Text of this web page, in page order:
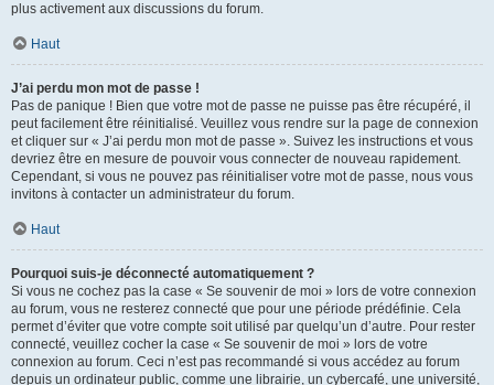
plus activement aux discussions du forum.
Haut
J’ai perdu mon mot de passe !
Pas de panique ! Bien que votre mot de passe ne puisse pas être récupéré, il
peut facilement être réinitialisé. Veuillez vous rendre sur la page de connexion
et cliquer sur « J’ai perdu mon mot de passe ». Suivez les instructions et vous
devriez être en mesure de pouvoir vous connecter de nouveau rapidement.
Cependant, si vous ne pouvez pas réinitialiser votre mot de passe, nous vous
invitons à contacter un administrateur du forum.
Haut
Pourquoi suis-je déconnecté automatiquement ?
Si vous ne cochez pas la case « Se souvenir de moi » lors de votre connexion
au forum, vous ne resterez connecté que pour une période prédéfinie. Cela
permet d’éviter que votre compte soit utilisé par quelqu’un d’autre. Pour rester
connecté, veuillez cocher la case « Se souvenir de moi » lors de votre
connexion au forum. Ceci n’est pas recommandé si vous accédez au forum
depuis un ordinateur public, comme une librairie, un cybercafé, une université,